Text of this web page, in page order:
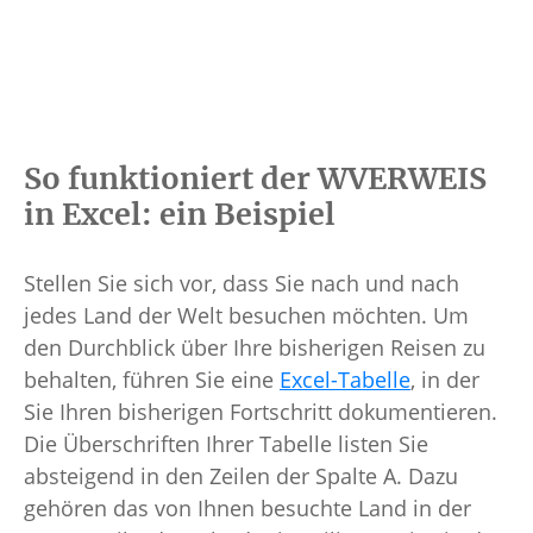
So funktioniert der WVERWEIS
in Excel: ein Beispiel
Stellen Sie sich vor, dass Sie nach und nach
jedes Land der Welt besuchen möchten. Um
den Durchblick über Ihre bisherigen Reisen zu
behalten, führen Sie eine Excel-Tabelle, in der
Sie Ihren bisherigen Fortschritt dokumentieren.
Die Überschriften Ihrer Tabelle listen Sie
absteigend in den Zeilen der Spalte A. Dazu
gehören das von Ihnen besuchte Land in der